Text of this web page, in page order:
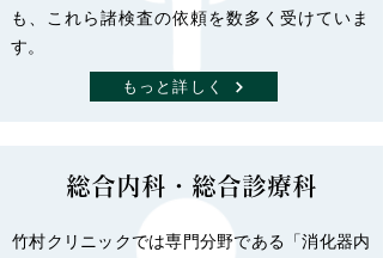
も、これら諸検査の依頼を数多く受けていま
す。
もっと詳しく
総合内科・総合診療科
竹村クリニックでは専門分野である「消化器内